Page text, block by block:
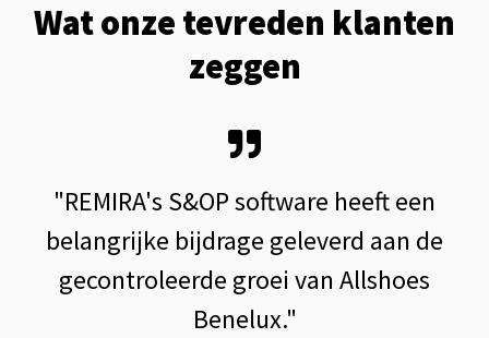
Wat onze tevreden klanten
zeggen
"REMIRA's S&OP software heeft een
belangrijke bijdrage geleverd aan de
gecontroleerde groei van Allshoes
Benelux."